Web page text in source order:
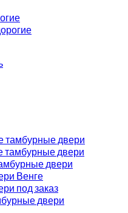
тамбурные двери
тамбурные двери
двери
Венге
под заказ
двери